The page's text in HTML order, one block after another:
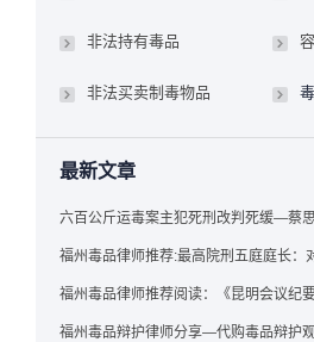
非法持有毒品
非法买卖制毒物品
最新文章